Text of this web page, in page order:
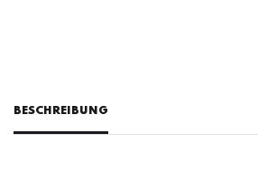
BESCHREIBUNG